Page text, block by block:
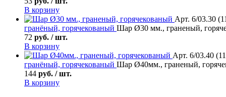
В корзину
Арт. 6/03.30
гранёный, горячекованый Шар Ø30 мм., граненый,
72 руб. / шт.
В корзину
Арт. 6/03.40
гранёный, горячекованый Шар Ø40мм., граненый,
144 руб. / шт.
В корзину